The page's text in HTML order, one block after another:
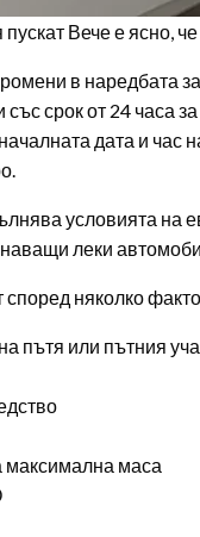
Вече е ясно,
в наредбата
срок от 24 часа
дата и
условията на
леки
според няколко
пътя или пътния
максимална маса